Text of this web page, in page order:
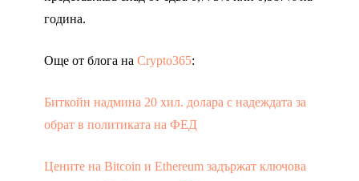
година.
Още от блога на Crypto365:
Биткойн надмина 20 хил. долара с надеждата за
обрат в политиката на ФЕД
Цените на Bitcoin и Ethereum задържат ключова